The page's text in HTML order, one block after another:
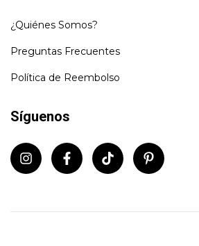
¿Quiénes Somos?
Preguntas Frecuentes
Política de Reembolso
Síguenos